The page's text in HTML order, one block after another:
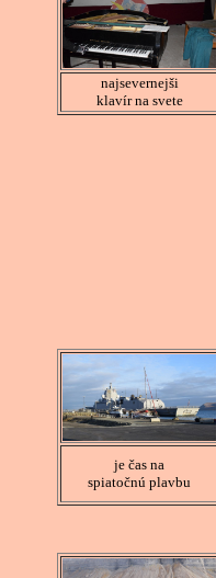
najsevernejši
klavír na svete
je čas na
spiatočnú plavbu